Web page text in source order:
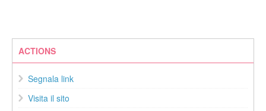
ACTIONS
Segnala link
Visita il sito